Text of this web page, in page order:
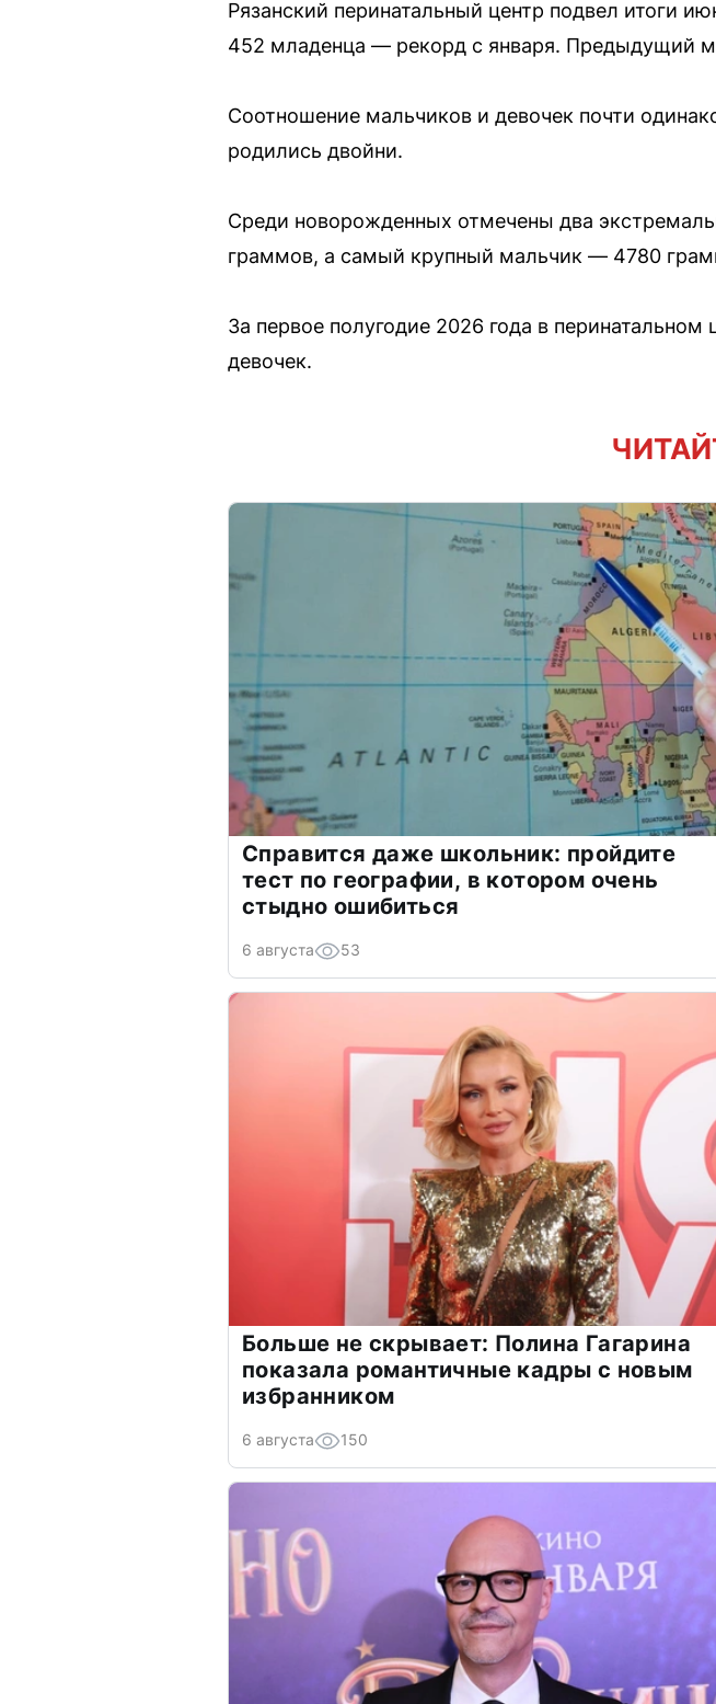
Рязанский перинатальный центр подвел итоги
452 младенца — рекорд с января. Предыдущий
Соотношение мальчиков и девочек почти
родились двойни.
Среди новорожденных отмечены два
граммов, а самый крупный мальчик — 4780
За первое полугодие 2026 года в
девочек.
Справится даже школьник: пройдите
тест по географии, в котором очень
стыдно ошибиться
6 августа 53
Больше не скрывает: Полина Гагарина
показала романтичные кадры с новым
избранником
6 августа 150